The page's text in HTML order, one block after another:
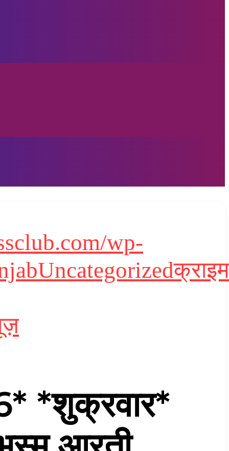
wp-
Uncategorizedक्राइम
*शुक्रवार*